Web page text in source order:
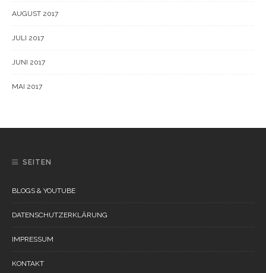
AUGUST 2017
JULI 2017
JUNI 2017
MAI 2017
SEITEN
BLOGS & YOUTUBE
DATENSCHUTZERKLÄRUNG
IMPRESSUM
KONTAKT